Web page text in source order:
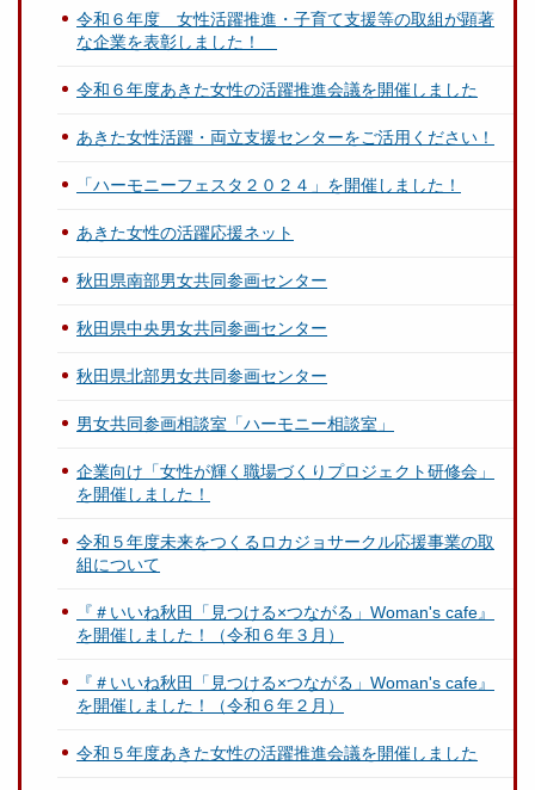
令和６年度 女性活躍推進・子育て支援等の取組が顕著
な企業を表彰しました！
令和６年度あきた女性の活躍推進会議を開催しました
あきた女性活躍・両立支援センターをご活用ください！
「ハーモニーフェスタ２０２４」を開催しました！
あきた女性の活躍応援ネット
秋田県南部男女共同参画センター
秋田県中央男女共同参画センター
秋田県北部男女共同参画センター
男女共同参画相談室「ハーモニー相談室」
企業向け「女性が輝く職場づくりプロジェクト研修会」
を開催しました！
令和５年度未来をつくるロカジョサークル応援事業の取
組について
『＃いいね秋田「見つける×つながる」Woman's cafe』
を開催しました！（令和６年３月）
『＃いいね秋田「見つける×つながる」Woman's cafe』
を開催しました！（令和６年２月）
令和５年度あきた女性の活躍推進会議を開催しました